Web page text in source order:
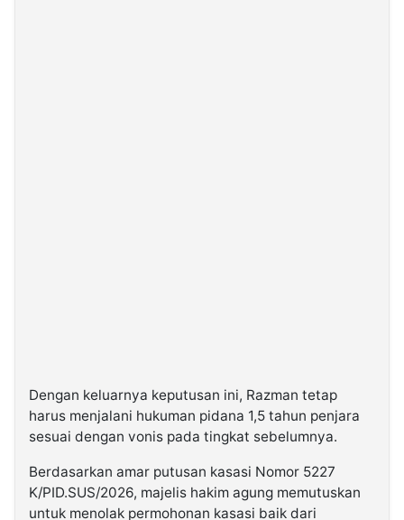
Dengan keluarnya keputusan ini, Razman tetap
harus menjalani hukuman pidana 1,5 tahun penjara
sesuai dengan vonis pada tingkat sebelumnya.
Berdasarkan amar putusan kasasi Nomor 5227
K/PID.SUS/2026, majelis hakim agung memutuskan
untuk menolak permohonan kasasi baik dari